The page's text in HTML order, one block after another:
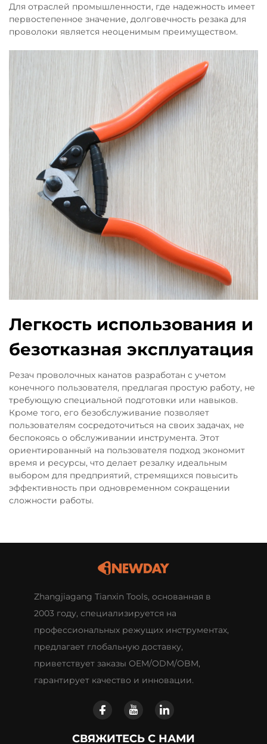
Для отраслей промышленности, где надежность имеет
первостепенное значение, долговечность резака для
проволоки является неоценимым преимуществом.
Легкость использования и
безотказная эксплуатация
Резач проволочных канатов разработан с учетом
конечного пользователя, предлагая простую работу, не
требующую специальной подготовки или навыков.
Кроме того, его безобслуживание позволяет
пользователям сосредоточиться на своих задачах, не
беспокоясь о обслуживании инструмента. Этот
ориентированный на пользователя подход экономит
время и ресурсы, что делает резалку идеальным
выбором для предприятий, стремящихся повысить
эффективность при одновременном сокращении
сложности работы.
Zhangjiagang Tianxin Tools, основанная в
2003 году, специализируется на
профессиональных режущих инструментах,
предлагает глобальную доставку,
приветствует заказы OEM/ODM/OBM,
гарантирует качество и инновации.
СВЯЖИТЕСЬ С НАМИ